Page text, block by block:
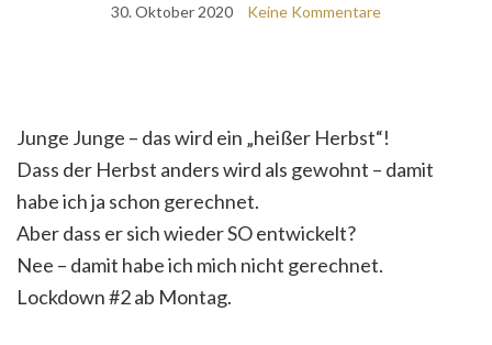
30. Oktober 2020 Keine Kommentare
Junge Junge – das wird ein „heißer Herbst“!
Dass der Herbst anders wird als gewohnt – damit
habe ich ja schon gerechnet.
Aber dass er sich wieder SO entwickelt?
Nee – damit habe ich mich nicht gerechnet.
Lockdown #2 ab Montag.